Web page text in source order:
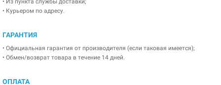
• Из пункта службы доставки;
• Курьером по адресу.
ГАРАНТИЯ
• Официальная гарантия от производителя (если таковая имеется);
• Обмен/возврат товара в течение 14 дней.
ОПЛАТА